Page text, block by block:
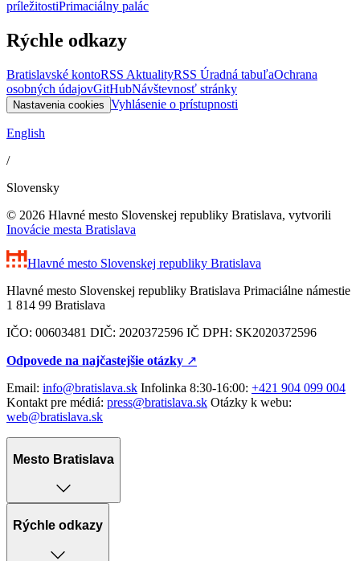
príležitostiPrimaciálny palác
Rýchle odkazy
Bratislavské kontoRSS AktualityRSS Úradná tabuľaOchrana
osobných údajovGitHubNávštevnosť stránky
Nastavenia cookies Vyhlásenie o prístupnosti
English
/
Slovensky
© 2026 Hlavné mesto Slovenskej republiky Bratislava, vytvorili
Inovácie mesta Bratislava
Hlavné mesto Slovenskej republiky Bratislava
Hlavné mesto Slovenskej republiky Bratislava Primaciálne námestie
1 814 99 Bratislava
IČO: 00603481 DIČ: 2020372596 IČ DPH: SK2020372596
Odpovede na najčastejšie otázky ↗︎
Email: info@bratislava.sk Infolinka 8:30-16:00: +421 904 099 004
Kontakt pre médiá: press@bratislava.sk Otázky k webu:
web@bratislava.sk
Mesto Bratislava
Rýchle odkazy